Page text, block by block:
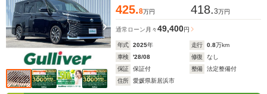
425.8万円 418.3万円
通常ローン 月々49,400円
年式 2025年 走行 0.8万km
車検
'28/08 修復
なし
保証
保証付 整備
法定整備付
住所
愛媛県新居浜市